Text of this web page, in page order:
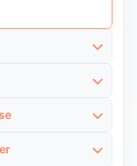
adopter, vous avez
un bleu argenté
Mais pour qu’une
immédiatement si
réellement un
Russe attire
le mot gratuite qui